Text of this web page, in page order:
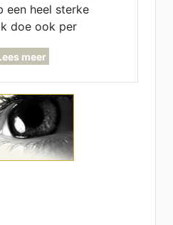
een heel sterke
doe ook per
invoelen,
je leggen. Ook
- heden en
luisterend oor.
we er wel uit.
meer